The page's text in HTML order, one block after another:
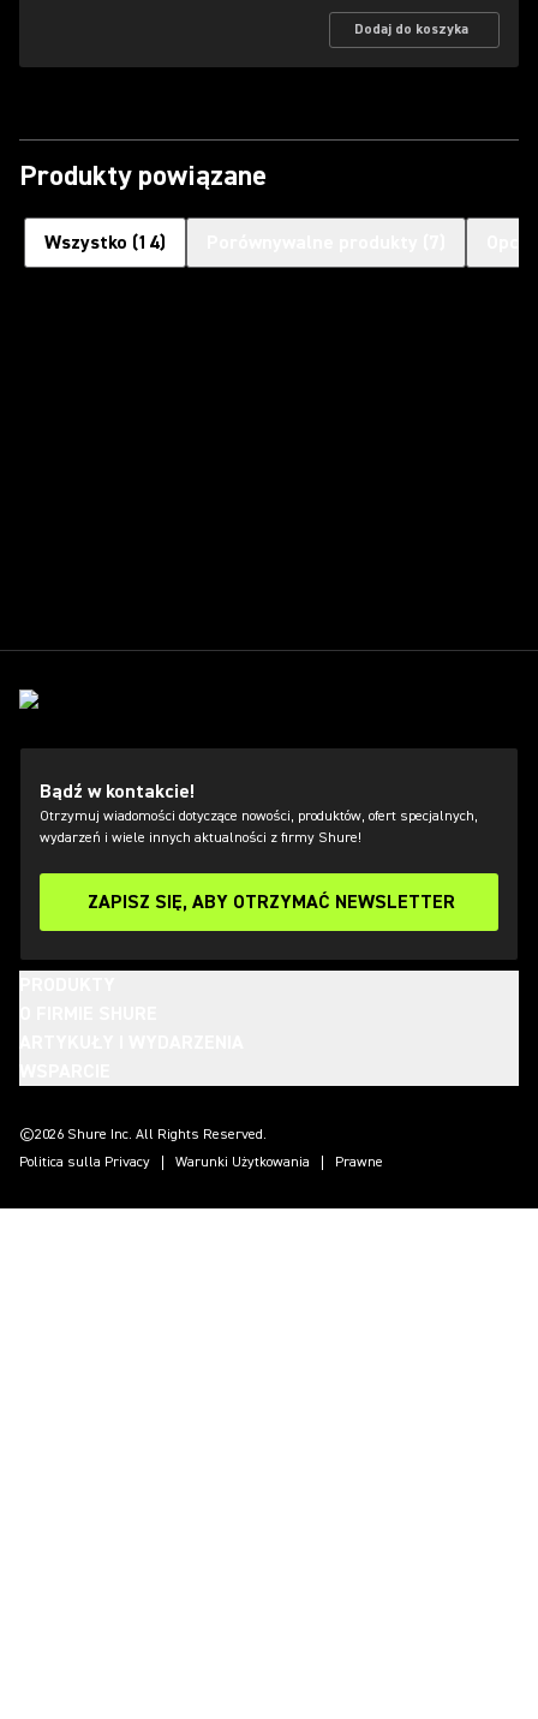
Dodaj do koszyka
Produkty powiązane
Wszystko (14)
Bądź w kontakcie!
Otrzymuj wiadomości dotyczące nowości, produktów, ofert specjalnych,
wydarzeń i wiele innych aktualności z firmy Shure!
ZAPISZ SIĘ, ABY OTRZYMAĆ NEWSLETTER
©2026 Shure Inc. All Rights Reserved.
Politica sulla Privacy
Warunki Użytkowania Prawne